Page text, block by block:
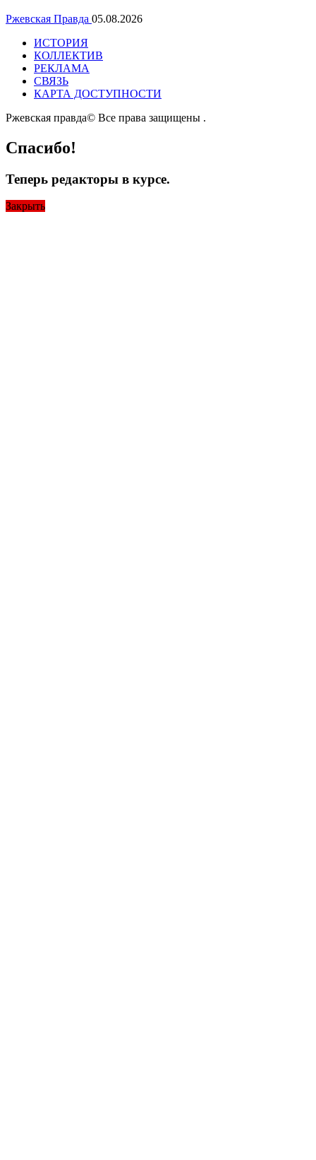
Ржевская Правда 05.08.2026
ИСТОРИЯ
КОЛЛЕКТИВ
РЕКЛАМА
СВЯЗЬ
КАРТА ДОСТУПНОСТИ
Ржевская правда© Все права защищены .
Спасибо!
Теперь редакторы в курсе.
Закрыть